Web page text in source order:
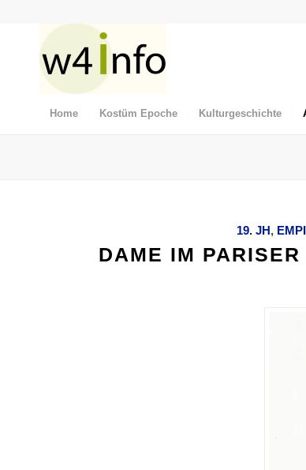
Home Kostüm Epoche Kulturgeschichte
19. JH,
DAME IM